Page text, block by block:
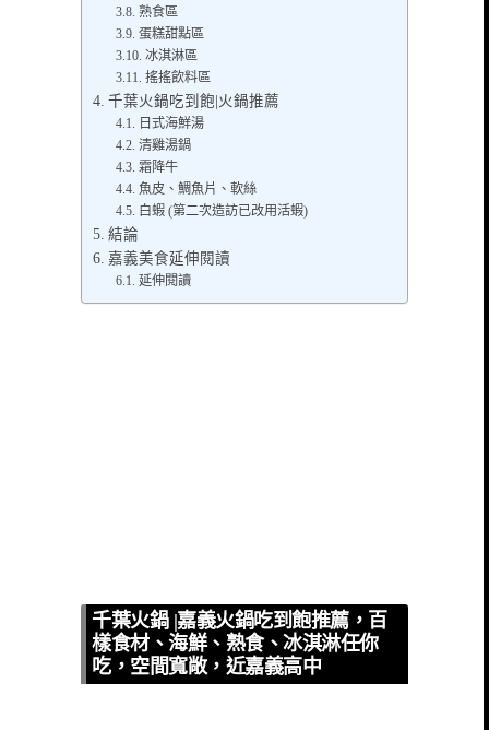
熟食區
蛋糕甜點區
冰淇淋區
搖搖飲料區
千葉火鍋吃到飽|火鍋推薦
日式海鮮湯
清雞湯鍋
霜降牛
魚皮、鯛魚片、軟絲
白蝦 (第二次造訪已改用活蝦)
結論
嘉義美食延伸閱讀
延伸閱讀
千葉火鍋 |嘉義火鍋吃到飽推薦，百
樣食材、海鮮、熟食、冰淇淋任你
吃，空間寬敞，近嘉義高中